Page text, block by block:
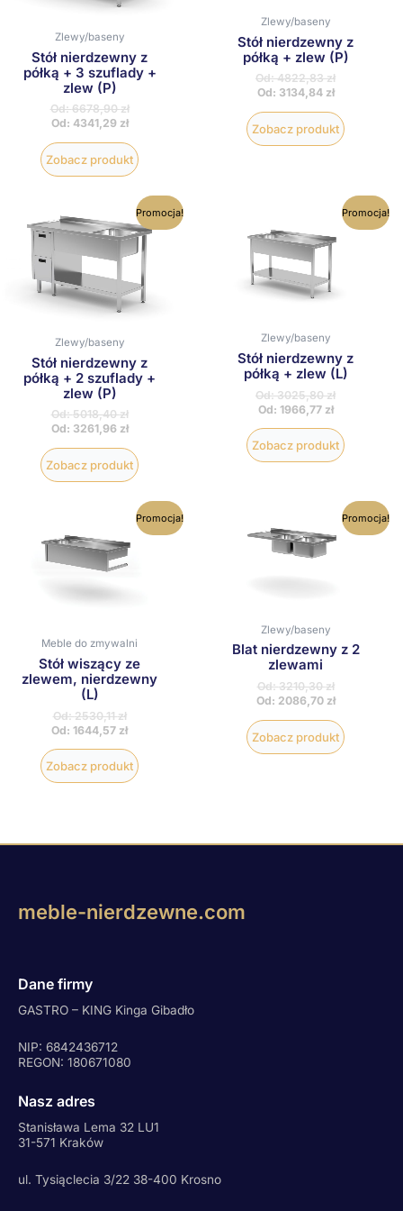
Zlewy/baseny
Stół nierdzewny z
półką + 3 szuflady +
zlew (P)
Od:6678,90zł
Od: 4341,29 zł
Zobacz produkt
wybrać
produktu
Zlewy/baseny
Stół nierdzewny z
półką + zlew (P)
Od:4822,83zł
Od: 3134,84 zł
Zobacz produkt
stronie
produktu
Promocja!
Zlewy/baseny
Stół nierdzewny z
półką + 2 szuflady +
zlew (P)
Od:5018,40zł
Od: 3261,96 zł
Zobacz produkt
Ten
produkt
ma
wiele
Opcje
można
wybrać
produktu
Promocja!
Zlewy/baseny
Stół nierdzewny z
półką + zlew (L)
Od:3025,80zł
Od: 1966,77 zł
Zobacz produkt
Ten
produkt
produktu
Promocja!
Meble do zmywalni
Stół wiszący ze
zlewem, nierdzewny
(L)
Od:2530,11zł
Od: 1644,57 zł
Zobacz produkt
Ten
produkt
produktu
Promocja!
Zlewy/baseny
Blat nierdzewny z 2
zlewami
Od:3210,30zł
Od: 2086,70 zł
Zobacz produkt
Ten
produkt
stronie
meble-nierdzewne.com
Dane firmy
GASTRO – KING Kinga Gibadło
NIP: 6842436712
REGON: 180671080
Nasz adres
Stanisława Lema 32 LU1
31-571 Kraków
ul. Tysiąclecia 3/22 38-400 Krosno